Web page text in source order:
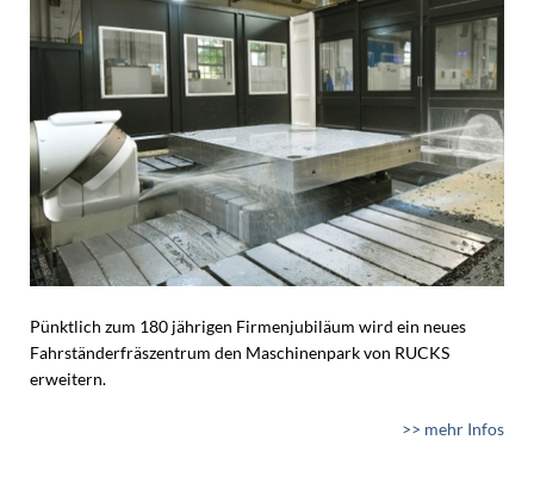
Pünktlich zum 180 jährigen Firmenjubiläum wird ein neues
Fahrständerfräszentrum den Maschinenpark von RUCKS
erweitern.
>> mehr Infos